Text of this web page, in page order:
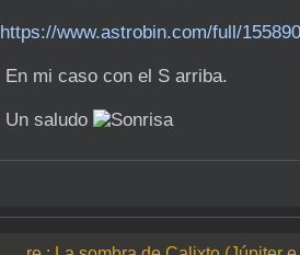
https://www.astrobin.com/full/
En mi caso con el S arriba.
Un saludo